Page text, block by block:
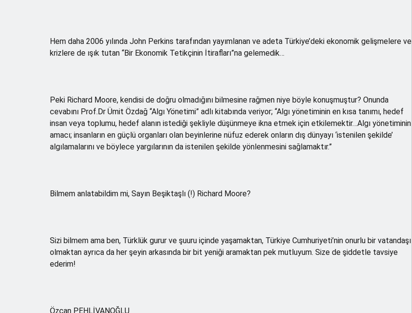
Hem daha 2006 yılında John Perkins tarafından yayımlanan ve adeta Türkiye’deki ekonomik gelişmelere ve
krizlere de ışık tutan “Bir Ekonomik Tetikçinin İtirafları”na gelemedik…
Peki Richard Moore, kendisi de doğru olmadığını bilmesine rağmen niye böyle konuşmuştur? Onunda
cevabını Prof.Dr Ümit Özdağ “Algı Yönetimi” adlı kitabında veriyor; “Algı yönetiminin en kısa tanımı, hedef
insan veya toplumu, hedef alanın istediği şekliyle düşünmeye ikna etmek için etkilemektir…Algı yönetiminin
amacı; insanların en güçlü organları olan beyinlerine nüfuz ederek onların dış dünyayı ‘istenilen şekilde’
algılamalarını ve böylece yargılarının da istenilen şekilde yönlenmesini sağlamaktır.”
Bilmem anlatabildim mi, Sayın Beşiktaşlı (!) Richard Moore?
Sizi bilmem ama ben, Türklük gurur ve şuuru içinde yaşamaktan, Türkiye Cumhuriyeti’nin onurlu bir vatandaşı
olmaktan ayrıca da her şeyin arkasında bir bit yeniği aramaktan pek mutluyum. Size de şiddetle tavsiye
ederim!
Özcan PEHLİVANOĞLU